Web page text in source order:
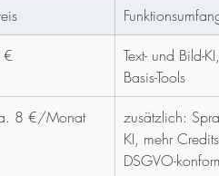
Text- und Bild-
Basis-Tools
8 €/Monat
zusätzlich:
KI, mehr
DSGVO-